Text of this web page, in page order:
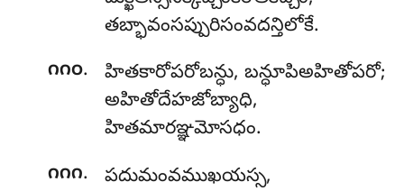
తబ్భావంసప్పురిసంవదన్తిలోకే.
౧౧౦. హితకారోపరోబన్ధు, బన్ధూపిఅహితోపరో;
అహితోదేహజోబ్యాధి,
హితమారఞ్ఞమోసధం.
౧౧౧.
పదుమంవముఖయస్స,